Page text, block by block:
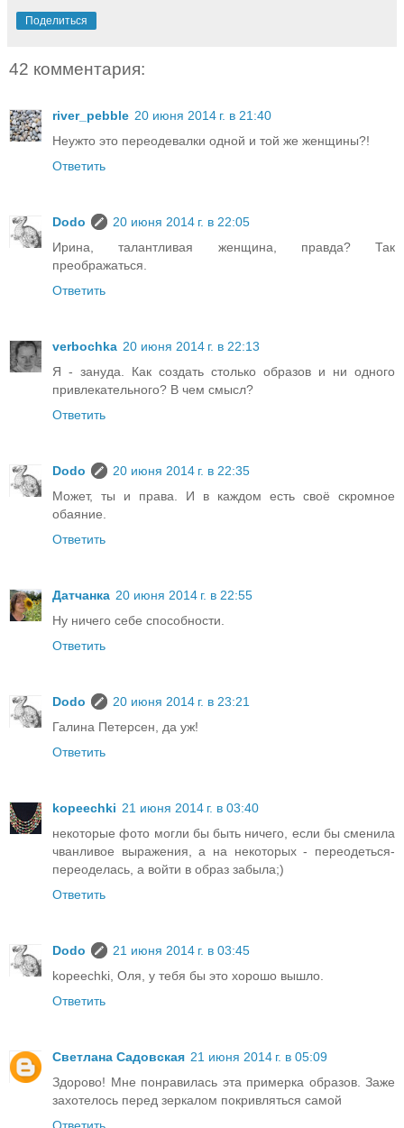
Поделиться
42 комментария:
river_pebble 20 июня 2014 г. в 21:40
Неужто это переодевалки одной и той же женщины?!
Ответить
Dodo
20 июня 2014 г. в 22:05
Ирина, талантливая женщина, правда? Так
преображаться.
Ответить
verbochka 20 июня 2014 г. в 22:13
Я - зануда. Как создать столько образов и ни одного
привлекательного? В чем смысл?
Ответить
Dodo
20 июня 2014 г. в 22:35
Может, ты и права. И в каждом есть своё скромное
обаяние.
Ответить
Датчанка 20 июня 2014 г. в 22:55
Ну ничего себе способности.
Ответить
Dodo
20 июня 2014 г. в 23:21
Галина Петерсен, да уж!
Ответить
kopeechki 21 июня 2014 г. в 03:40
некоторые фото могли бы быть ничего, если бы сменила
чванливое выражения, а на некоторых - переодеться-
переоделась, а войти в образ забыла;)
Ответить
Dodo
21 июня 2014 г. в 03:45
kopeechki, Оля, у тебя бы это хорошо вышло.
Ответить
Светлана Садовская 21 июня 2014 г. в 05:09
Здорово! Мне понравилась эта примерка образов. Заже
захотелось перед зеркалом покривляться самой